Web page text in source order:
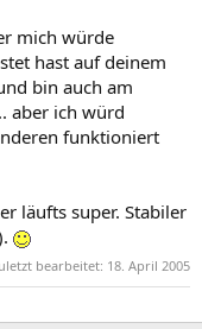
mich würde
hast auf deinem
bin auch am
aber ich würd
funktioniert
läufts super. Stabiler
bearbeitet: 18. April 2005